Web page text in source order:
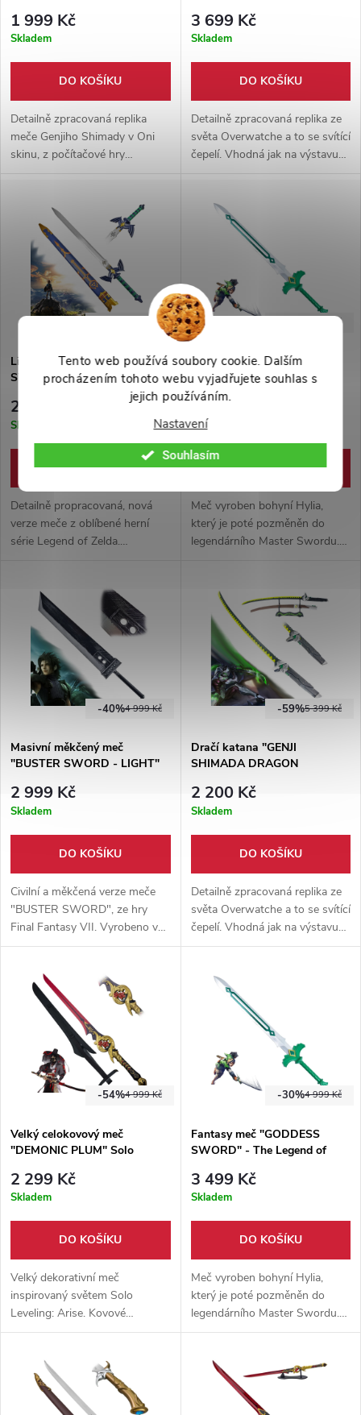
Tento web používá soubory cookie. Dalším
procházením tohoto webu vyjadřujete souhlas s
jejich používáním.
Nastavení
Souhlasím
1 999 Kč
Skladem
DO KOŠÍKU
Detailně zpracovaná replika
meče Genjiho Shimady v Oni
skinu, z počítačové hry
Overwatch. Vyrobeno v HQ
předlohou. Součástí meče je
pochva a dřevěný stojánek.
Overwatch
3 699 Kč
Skladem
DO KOŠÍKU
Detailně zpracovaná replika ze
světa Overwatche a to se svítící
čepelí. Vhodná jak na výstavu
tak ke cosplayi. Součástí repliky
stojánek.
4 999 Kč
Linkův meč "MASTER
SWORD - NEW MODEL"
2 999 Kč
Skladem
DO KOŠÍKU
Detailně propracovaná, nová
verze meče z oblíbené herní
série Legend of Zelda.
pochva součástí balení.
4 999 Kč
Fantasy meč "GODDESS
SWORD" - The Legend of
Zelda - II. Jakost
1 900 Kč
Skladem
DO KOŠÍKU
Meč vyroben bohyní Hylia,
který je poté pozměněn do
legendárního Master Swordu.
výstavu.
4 999 Kč
-40%
Masivní měkčený meč
"BUSTER SWORD - LIGHT"
2 999 Kč
Skladem
DO KOŠÍKU
Civilní a měkčená verze meče
"BUSTER SWORD", ze hry
Final Fantasy VII. Vyrobeno v
kombinaci laminátu, pěnového
cosplayi, či na larp.
5 399 Kč
-59%
Dračí katana "GENJI
SHIMADA DRAGON
Overwatch II. jakost
2 200 Kč
Skladem
DO KOŠÍKU
Detailně zpracovaná replika ze
světa Overwatche a to se svítící
čepelí. Vhodná jak na výstavu
tak ke cosplayi. Součástí repliky
stojánek.
4 999 Kč
-54%
Velký celokovový meč
"DEMONIC PLUM" Solo
2 299 Kč
Skladem
DO KOŠÍKU
Velký dekorativní meč
inspirovaný světem Solo
Leveling: Arise. Kovové
provedení je vhodné pro
vystavení. Součástí balení je
pouzdro s popruhem na záda.
4 999 Kč
-30%
Fantasy meč "GODDESS
SWORD" - The Legend of
3 499 Kč
Skladem
DO KOŠÍKU
Meč vyroben bohyní Hylia,
který je poté pozměněn do
legendárního Master Swordu.
Nyní ve sklolaminátové verzi
výstavu.